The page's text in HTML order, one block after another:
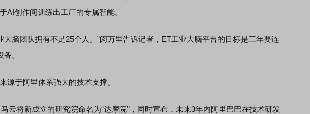
AI创作间训练出工厂的专属智能。
脑团队拥有不足25个人。”闵万里告诉记者，ET工业大脑平台的目标是三年要连
。
于阿里体系强大的技术支撑。
将新成立的研究院命名为“达摩院”，同时宣布，未来3年内阿里巴巴在技术研发